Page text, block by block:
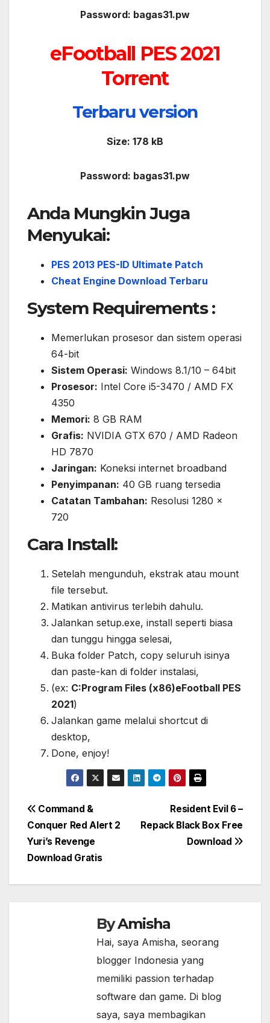
Password: bagas31.pw
eFootball PES 2021
Torrent
Terbaru version
Size: 178 kB
Password: bagas31.pw
Anda Mungkin Juga
Menyukai:
PES 2013 PES-ID Ultimate Patch
Cheat Engine Download Terbaru
System Requirements :
Memerlukan prosesor dan sistem operasi
64-bit
Sistem Operasi: Windows 8.1/10 – 64bit
Prosesor: Intel Core i5-3470 / AMD FX
4350
Memori: 8 GB RAM
Grafis: NVIDIA GTX 670 / AMD Radeon
HD 7870
Jaringan: Koneksi internet broadband
Penyimpanan: 40 GB ruang tersedia
Catatan Tambahan: Resolusi 1280 x
720
Cara Install:
Setelah mengunduh, ekstrak atau mount
file tersebut.
Matikan antivirus terlebih dahulu.
Jalankan setup.exe, install seperti biasa
dan tunggu hingga selesai,
Buka folder Patch, copy seluruh isinya
dan paste-kan di folder instalasi,
(ex: C:Program Files (x86)eFootball PES
2021)
Jalankan game melalui shortcut di
desktop,
Done, enjoy!
Post
navigation
Resident Evil 6 –
Repack Black Box Free
Download
Command &
Conquer Red Alert 2
Yuri’s Revenge
Download Gratis
ByAmisha
Hai, saya Amisha, seorang
blogger Indonesia yang
memiliki passion terhadap
software dan game. Di blog
saya, saya membagikan